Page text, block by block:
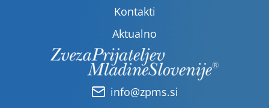
Kontakti
Aktualno
info@zpms.si